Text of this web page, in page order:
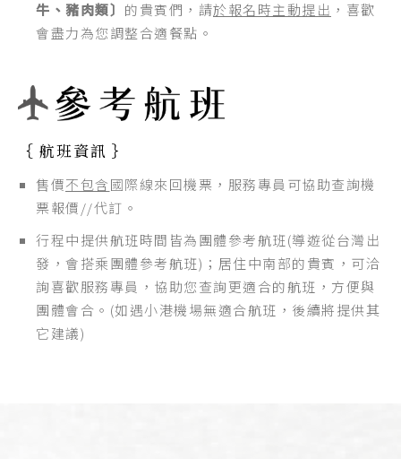
牛、豬肉類〕 的貴賓們，請於報名時主動提出 ，喜歡
會盡力為您調整合適餐點。
｛ 航班資訊 ｝
售價不包含國際線來回機票，服務專員可協助查詢機
票報價//代訂。
行程中提供航班時間皆為團體參考航班(導遊從台灣出
發，會搭乘團體參考航班)；居住中南部的貴賓，可洽
詢喜歡服務專員，協助您查詢更適合的航班，方便與
團體會合。(如遇小港機場無適合航班，後續將提供其
它建議)